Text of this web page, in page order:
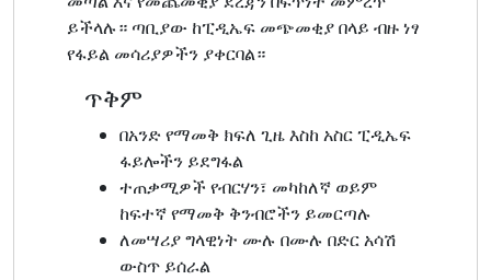
ይችላሉ። ጣቢያው ከፒዲኤፍ መጭመቂያ በላይ ብዙ ነፃ
የፋይል መሳሪያዎችን ያቀርባል።
ጥቅም
በአንድ የማመቅ ክፍለ ጊዜ እስከ አስር ፒዲኤፍ
ፋይሎችን ይደግፋል
ተጠቃሚዎች የብርሃን፣ መካከለኛ ወይም
ከፍተኛ የማመቅ ቅንብሮችን ይመርጣሉ
ለመሣሪያ ግላዊነት ሙሉ በሙሉ በድር አሳሽ
ውስጥ ይሰራል